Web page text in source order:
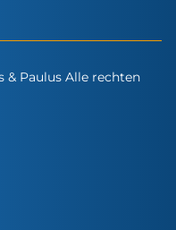
Paulus Alle rechten